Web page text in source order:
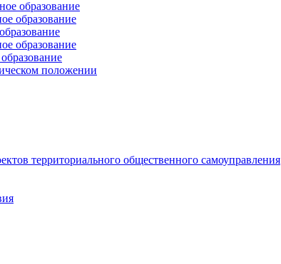
образование
образование
образование
положении
территориального общественного самоуправления